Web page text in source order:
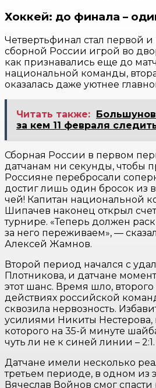
Хоккей: до финала –
Четвертьфинал стал первой
сборной России игрой во
как признавались еще до
национальной команды,
оказалась даже уютнее
Читать также:
за кем 11 февраля
Сборная России в первом
датчанам ни секунды, чтобы
Россияне перебросали
достиг лишь один бросок из
чей! Капитан национальной
Шипачев наконец открыл
турнире. «Теперь должен
за него переживаем», —
Алексей Жамнов.
Второй период начался с
Плотникова, и датчане
этот шанс. Время шло,
действиях российской
сквозила нервозность.
усилиями Никиты Нестерова,
которого на 35-й минуте
чуть ли не к синей линии – 2:1.
Датчане имели несколько
третьем периоде, в одном из
Вячеслав Войнов смог